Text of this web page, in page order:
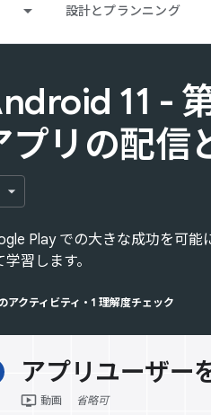
設計とプランニング
11 -
プリの配信
Play での大きな成功を可能
学習します。
アクティビティ • 1 理解度チェック
アプリユーザー
ondemand_video 動画 省略可